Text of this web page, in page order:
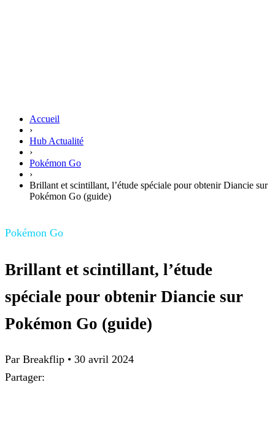
Accueil
›
Hub Actualité
›
Pokémon Go
›
Brillant et scintillant, l’étude spéciale pour obtenir Diancie sur
Pokémon Go (guide)
Pokémon Go
Brillant et scintillant, l’étude
spéciale pour obtenir Diancie sur
Pokémon Go (guide)
Par Breakflip • 30 avril 2024
Partager: